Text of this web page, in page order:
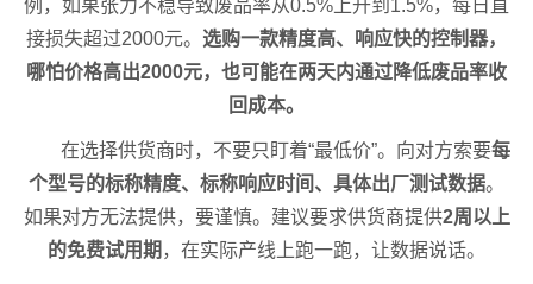
例，如果张力不稳导致废品率从0.5%上升到1.5%，每日直
接损失超过2000元。 选购一款精度高、响应快的控制器，
哪怕价格高出2000元，也可能在两天内通过降低废品率收
回成本。
在选择供货商时，不要只盯着“最低价”。向对方索要每
个型号的标称精度、标称响应时间、具体出厂测试数据。
如果对方无法提供，要谨慎。建议要求供货商提供2周以上
的免费试用期 ，在实际产线上跑一跑，让数据说话。